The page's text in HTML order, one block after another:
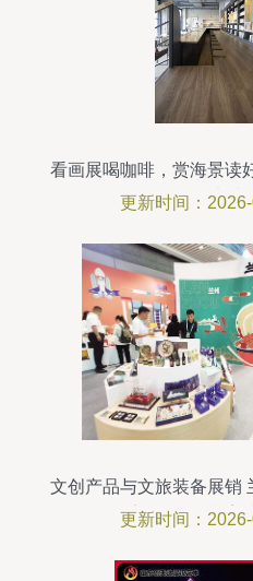
看画展喝咖啡，赏海景读
术馆
更新时间：
文创产品与文旅装备展销
风采尽显，影视美
更新时间：